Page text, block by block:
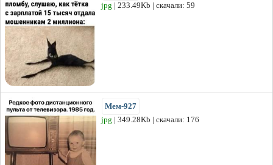
jpg | 233.49Kb | скачали: 59
Мем-927
jpg | 349.28Kb | скачали: 176